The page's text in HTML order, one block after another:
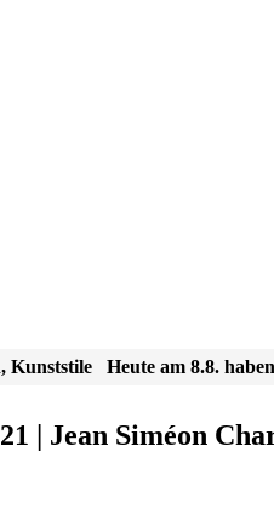
Heute am 8.8.
Kunststile
| Jean Siméon